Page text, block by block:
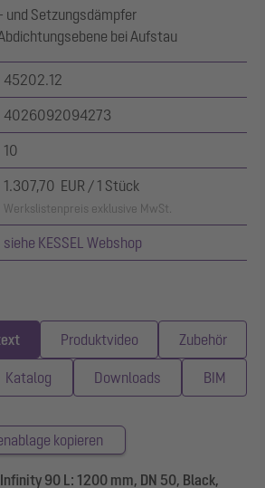
und Setzungsdämpfer
bei Aufstau
45202.12
4026092094273
10
1.307,70 EUR / 1 Stück
Werkslistenpreis exklusive MwSt.
siehe KESSEL Webshop
Produktvideo Zubehör
Katalog Downloads BIM
kopieren
90 L: 1200 mm, DN 50, Black,